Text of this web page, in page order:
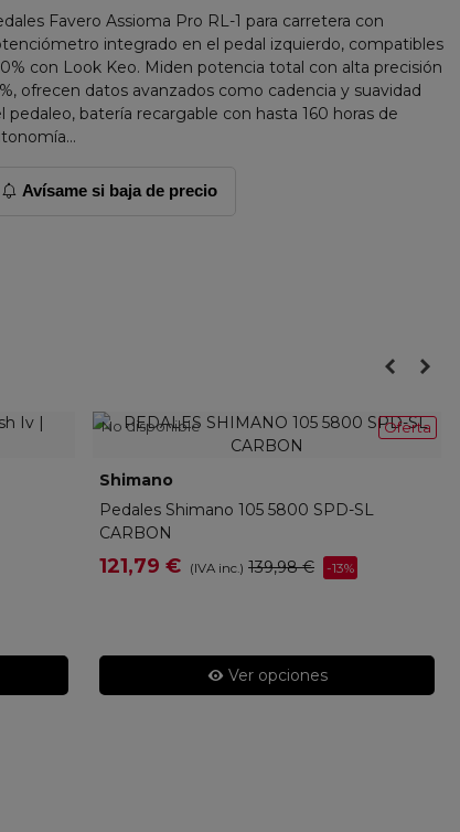
Favero Assioma Pro RL-1 para carretera con
integrado en el pedal izquierdo, compatibles
con Look Keo. Miden potencia total con alta precisión
ofrecen datos avanzados como cadencia y suavidad
pedaleo, batería recargable con hasta 160 horas de
Avísame si baja de precio
Oferta
No disponible
Shimano
Pedales Shimano 105 5800 SPD-SL
CARBON
121,79 € (IVA inc.) 139,98 € -13%
Ver opciones